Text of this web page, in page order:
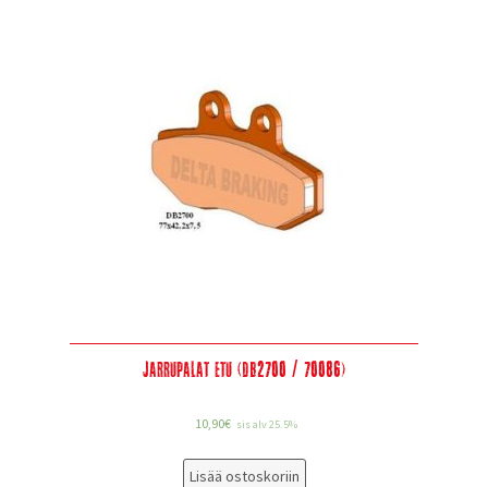
Jarrupalat etu (DB2700 / 70086)
10,90€ sis alv 25.5%
Lisää ostoskoriin